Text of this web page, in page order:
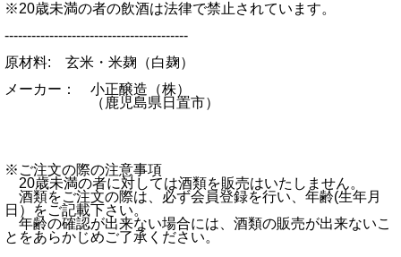
※20歳未満の者の飲酒は法律で禁止されています。
-----------------------------------------
原材料: 玄米・米麹（白麹）
メーカー： 小正醸造（株）
（鹿児島県日置市）
※ご注文の際の注意事項
20歳未満の者に対しては酒類を販売はいたしません。
酒類をご注文の際は、必ず会員登録を行い、年齢(生年月
日）をご記載下さい。
年齢の確認が出来ない場合には、酒類の販売が出来ないこ
とをあらかじめご了承ください。